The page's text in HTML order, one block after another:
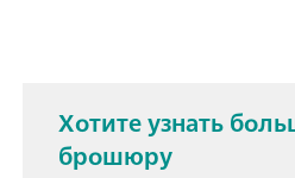
Хотите узнать
брошюру